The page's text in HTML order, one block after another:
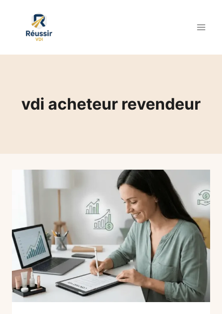
contenu
vdi acheteur revendeur